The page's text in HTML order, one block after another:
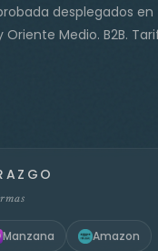
desplegados en
Medio. B2B.
Manzana Amazon